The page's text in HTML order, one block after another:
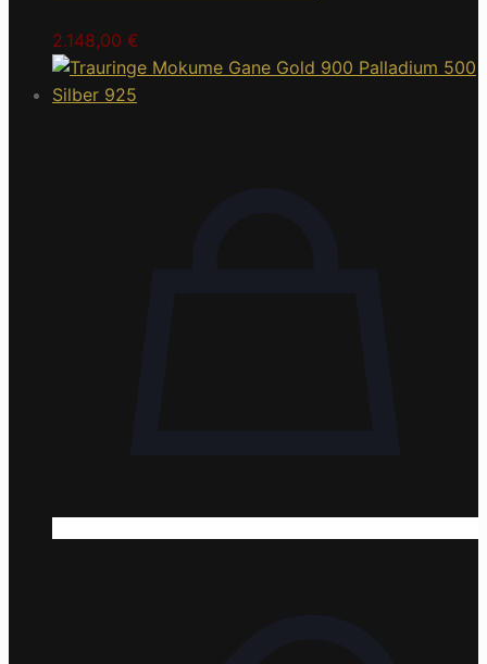
2.148,00 €